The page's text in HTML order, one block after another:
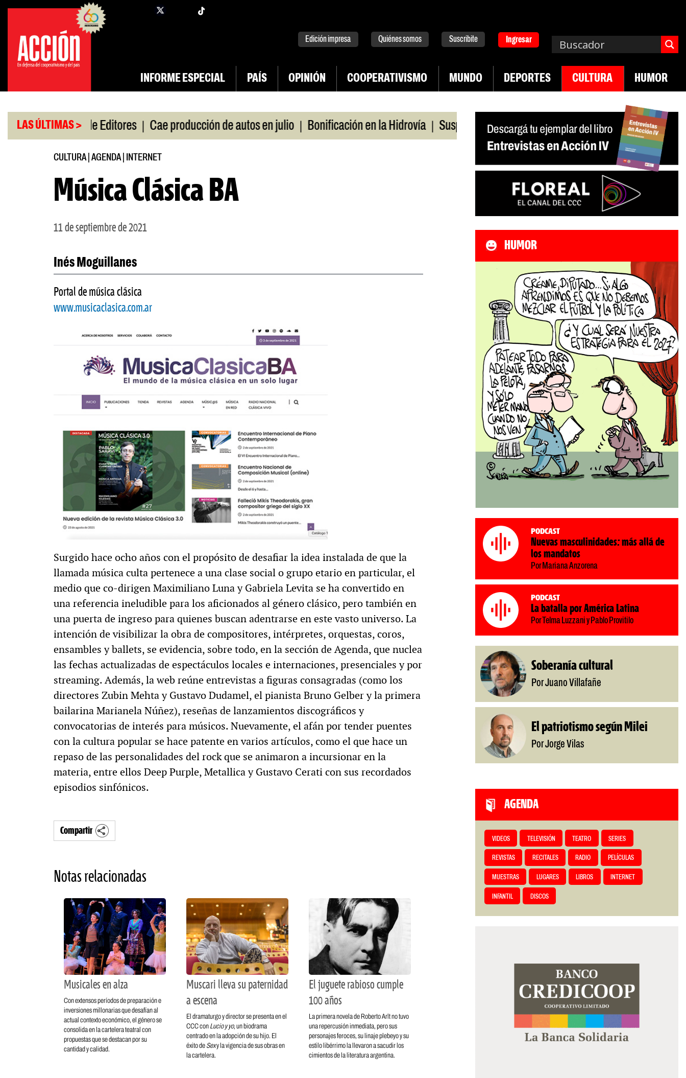
Saltar
contenido
facebook
Edición impresa Quiénes somos Suscribite Ingresar
INFORME ESPECIAL PAÍS OPINIÓN COOPERATIVISMO MUNDO DEPORTES CULTURA HUMOR
LAS ÚLTIMAS >
gira | Feria de Editores | Cae producción de autos en julio | Bonificación en la Hidrovía | Suspenden desregulación del practicaje | Denuncias por
CULTURA| AGENDA| INTERNET
Música Clásica BA
11 de septiembre de 2021
Inés Moguillanes
Portal de música clásica
www.musicaclasica.com.ar
Surgido hace ocho años con el propósito de desafiar la idea instalada de que la
llamada música culta pertenece a una clase social o grupo etario en particular, el
medio que co-dirigen Maximiliano Luna y Gabriela Levita se ha convertido en
una referencia ineludible para los aficionados al género clásico, pero también en
una puerta de ingreso para quienes buscan adentrarse en este vasto universo. La
intención de visibilizar la obra de compositores, intérpretes, orquestas, coros,
ensambles y ballets, se evidencia, sobre todo, en la sección de Agenda, que nuclea
las fechas actualizadas de espectáculos locales e internaciones, presenciales y por
streaming. Además, la web reúne entrevistas a figuras consagradas (como los
directores Zubin Mehta y Gustavo Dudamel, el pianista Bruno Gelber y la primera
bailarina Marianela Núñez), reseñas de lanzamientos discográficos y
convocatorias de interés para músicos. Nuevamente, el afán por tender puentes
con la cultura popular se hace patente en varios artículos, como el que hace un
repaso de las personalidades del rock que se animaron a incursionar en la
materia, entre ellos Deep Purple, Metallica y Gustavo Cerati con sus recordados
episodios sinfónicos.
Compartir
Notas relacionadas
Musicales en alza
Con extensos períodos de preparación e
inversiones millonarias que desafían al
actual contexto económico, el género se
consolida en la cartelera teatral con
propuestas que se destacan por su
cantidad y calidad.
Muscari lleva su paternidad
a escena
El dramaturgo y director se presenta en el
CCC con Lucio y yo, un biodrama
centrado en la adopción de su hijo. El
éxito de Sexy la vigencia de sus obras en
la cartelera.
El juguete rabioso cumple
100 años
La primera novela de Roberto Arlt no tuvo
una repercusión inmediata, pero sus
personajes feroces, su linaje plebeyo y su
estilo libérrimo la llevaron a sacudir los
cimientos de la literatura argentina.
HUMOR
Podcast
Nuevas masculinidades: más allá de
los mandatos
Por Mariana Anzorena
Podcast
La batalla por América Latina
Por Telma Luzzani y Pablo Provitilo
Soberanía cultural
Por Juano Villafañe
El patriotismo según Milei
Por Jorge Vilas
AGENDA
VIDEOS TELEVISIÓN TEATRO SERIES
REVISTAS RECITALES RADIO PELÍCULAS
MUESTRAS LUGARES LIBROS INTERNET
INFANTIL DISCOS